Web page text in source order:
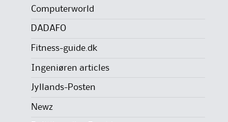
Computerworld
DADAFO
Fitness-guide.dk
Ingeniøren articles
Jyllands-Posten
Newz